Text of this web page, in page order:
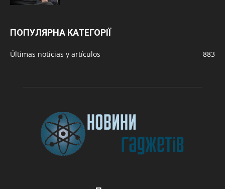
ПОПУЛЯРНА КАТЕГОРІЇ
Últimas noticias y artículos 883